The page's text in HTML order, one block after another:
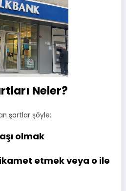
Neler?
şartlar şöyle:
olmak
etmek veya o ile